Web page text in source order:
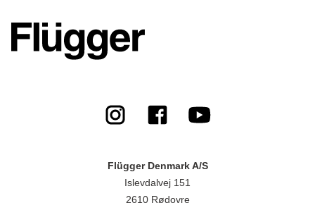
Flügger Denmark A/S
Islevdalvej 151
2610 Rødovre